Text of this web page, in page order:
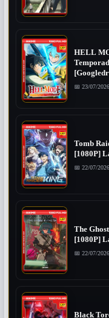
HELL
📅 23/07/2026
Tomb
[1080P]
📅 22/07/2026
The
[1080P]
📅 22/07/2026
Black